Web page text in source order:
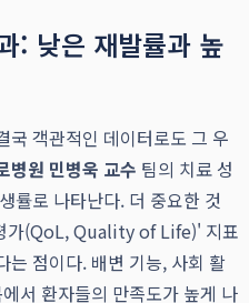
: 낮은 재발률과 높
국 객관적인 데이터로도 그 우
병원 민병욱 교수 팀의 치료 성
률로 나타난다. 더 중요한 것
가(QoL, Quality of Life)' 지표
는 점이다. 배변 기능, 사회 활
서 환자들의 만족도가 높게 나